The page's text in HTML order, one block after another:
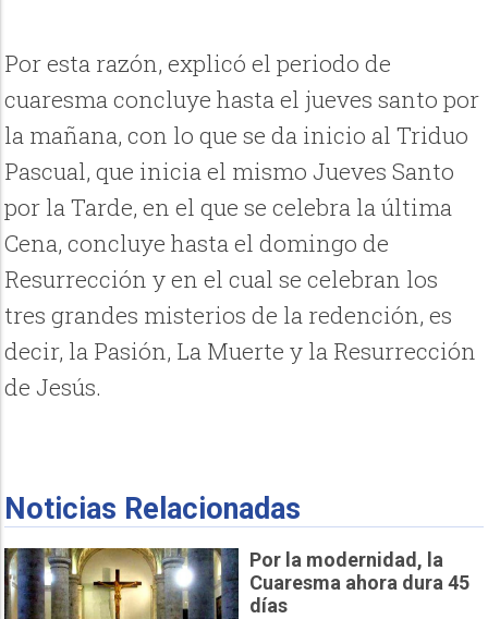
Por esta razón, explicó el periodo de
cuaresma concluye hasta el jueves santo por
la mañana, con lo que se da inicio al Triduo
Pascual, que inicia el mismo Jueves Santo
por la Tarde, en el que se celebra la última
Cena, concluye hasta el domingo de
Resurrección y en el cual se celebran los
tres grandes misterios de la redención, es
decir, la Pasión, La Muerte y la Resurrección
de Jesús.
Noticias Relacionadas
Por la modernidad, la
Cuaresma ahora dura 45
días